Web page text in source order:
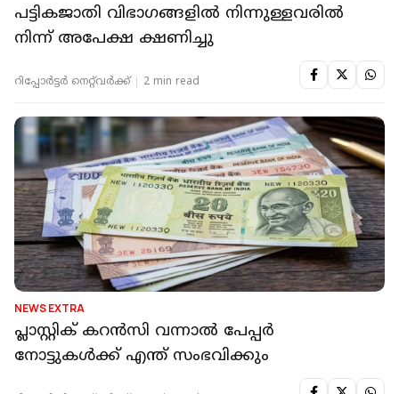
പട്ടികജാതി വിഭാഗങ്ങളിൽ നിന്നുള്ളവരില്‍
നിന്ന് അപേക്ഷ ക്ഷണിച്ചു
റിപ്പോർട്ടർ നെറ്റ്‌വര്‍ക്ക്‌ 2 min read
NEWS EXTRA
പ്ലാസ്റ്റിക് കറന്‍സി വന്നാല്‍ പേപ്പര്‍
നോട്ടുകള്‍ക്ക് എന്ത് സംഭവിക്കും